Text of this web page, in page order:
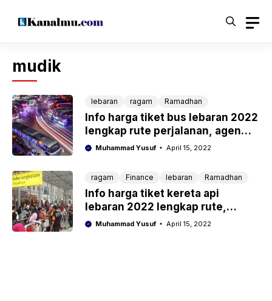
mudik
lebaran ragam Ramadhan
Info harga tiket bus lebaran 2022
lengkap rute perjalanan, agen
dan kelas
Muhammad Yusuf April 15, 2022
ragam Finance lebaran Ramadhan
Info harga tiket kereta api
lebaran 2022 lengkap rute,
syarat da tips membelinya
Muhammad Yusuf April 15, 2022